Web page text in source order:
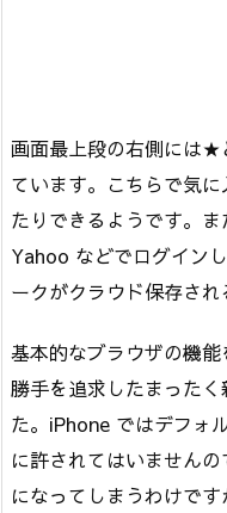
画面最上段の右側には★
ています。こちらで気
たりできるようです。
Yahoo などでログイン
ークがクラウド保存され
基本的なブラウザの機
勝手を追求したまった
た。iPhone ではデフォ
に許されてはいません
になってしまうわけで